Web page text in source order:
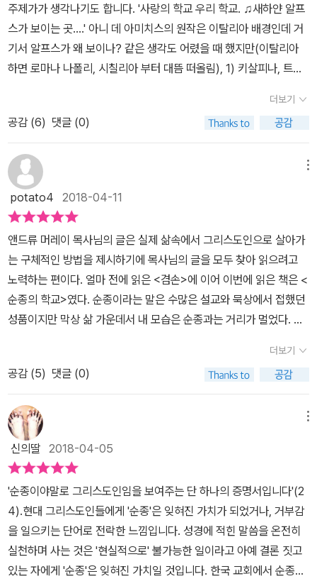
주제가가 생각나기도 합니다. '사랑의 학교 우리 학교. ♫새하얀 알프
스가 보이는 곳....' 아니 데 아미치스의 원작은 이탈리아 배경인데 거
기서 알프스가 왜 보이나? 같은 생각도 어렸을 때 했지만(이탈리아
하면 로마나 나폴리, 시칠리아 부터 대뜸 떠올림), 1) 키살피나, 트란
를 가르는 지리적 문화적 경계 중 하나였으며 2) <쿠오레>의 배경
(즉 엔리코, 데로시 등이 다니던 학교)은 더군다나 토리노 소재이기까
지 하니 저 가사에는 아무 하자, 오류도 없는 셈입니다. 학교는 요즘
폭력의 온상으로도 대두하여 사회에 우려를 안기기도 하지만, 그래도
어린이들이 옹기종기 앉아 자애로운 선생님께 지혜와 지식을 전수 받
는 모습이 우선 떠오르는, 일단은 정감 어린 이미지입니다. 그렇지 않
을까요?'순종'. 중세 기독교 신학에서(뭐 지금도 가톨릭은 그렇습니다
만) 대죄, 큰 죄의 하나로 꼽던 게 '오만'이었습니다. 우리 동아시아에
서는 이런 전형에 꼽힐 만한(그걸 죄로 보든 아니든 간에) 사례가 좀
드뭅니다. 위진남북조 시대의 죽림 칠현 중 하나인 완적, 혹은 명나라
때 이탁오(이지), 혹은 이문열이 그렇게 까는 삼국시대(정확히는 후
한 말기)의 예형 등이 이에 해당할까요? 아니면 주체에게 입을 찢겨
죽은 방효유? 비슷하기는 해도 정확히 해당하는 사람은 하나도 없고,
오히려 반대로, 마지막 사람은 완강하게 신앙을 고집하다 '순교'한 기
만'을 내세운 이들은, 구태여 찾자면 윤휴, 박세당 처럼 독자 학설을
내세우다 이른바 '사문난적'으로 몰려 죽은 예가 있겠으나, 이마저도
기독교적 '오만'의 경우에 포섭하기엔 다소 난감한 대목이 있습니다.
여튼 '오만'은 '순종'의 반대어입니다. '순종'의 미덕을 내세우는 건, '오
만'의 악덕에 빠지지 말라는 가르침과 정확히 통합니다. 이 배경에는
중세 스콜라 철학이 아리스토텔레스 체계에 깊이 기반하며, 오로지
이성과 논리로 신의 오의를 재단하지 말라는 일종의 경고가 깔려 있
긴 했습니다. 물론 책 저자, 19세기 프로테스탄트의 경건하고 저명한
대표 신학자이신 앤드류 머리(머레이. 이하 이 책의 표기를 따릅니다)
더보기
공감 (6) 댓글 (0)
potato4 2018-04-11
앤드류 머레이 목사님의 글은 실제 삶속에서 그리스도인으로 살아가
는 구체적인 방법을 제시하기에 목사님의 글을 모두 찾아 읽으려고
노력하는 편이다. 얼마 전에 읽은 <겸손>에 이어 이번에 읽은 책은 <
순종의 학교>였다. 순종이라는 말은 수많은 설교와 묵상에서 접했던
성품이지만 막상 삶 가운데서 내 모습은 순종과는 거리가 멀었다. 하
로 삶을 살아가는 교만한 자의 모습이었다. 순종이라는 말은 그저 목
사님의 설교에서 듣고 흘려버려도 될 그런 성품이 아니다. 이 책에서
앤드류 머레이 목사님이 설명하듯이 구약과 신약 모두에 걸쳐서 순종
이 얼마나 중요한지를 우리에게 알려주고 있다. 특히 예수님이 이 땅
에 오셔서 몸소 보이신 성품이 바로 순종이다. 예수님은 이 땅에 오셔
서 “내가 하나님의 뜻을 행하러 왔나이다”(히10:9), “나는 나의 뜻대
로 하려 하지 않고 나를 보내신 이의 뜻대로 하려 하느니라”(요5:30)
이라고 말씀하시면서 예수님의 제자가 되려는 모든 이들에게 순종을
요구하셨음을 알 수 있다. 저자는 순종의 의미를 자세하고 분명하게
설명한다. 특히 그리스도 안에서 순종이 가지는 의미는 알고 있었지
만 또한 깊이 생각하지 못했던 부분이었다. 순종은 생명의 원리이고,
기쁨이고, 죽음에 이르는 것이며, 순종은 지극히 깊은 겸손과 믿음에
더보기
공감 (5) 댓글 (0)
신의딸 2018-04-05
'순종이야말로 그리스도인임을 보여주는 단 하나의 증명서입니다'(2
4).현대 그리스도인들에게 '순종'은 잊혀진 가치가 되었거나, 거부감
을 일으키는 단어로 전락한 느낌입니다. 성경에 적힌 말씀을 온전히
실천하며 사는 것은 '현실적으로' 불가능한 일이라고 아예 결론 짓고
있는 자에게 '순종'은 잊혀진 가치일 것입니다. 한국 교회에서 순종은